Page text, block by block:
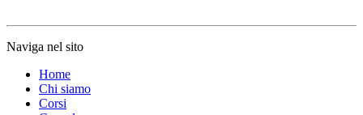
Naviga nel sito
Home
Chi siamo
Corsi